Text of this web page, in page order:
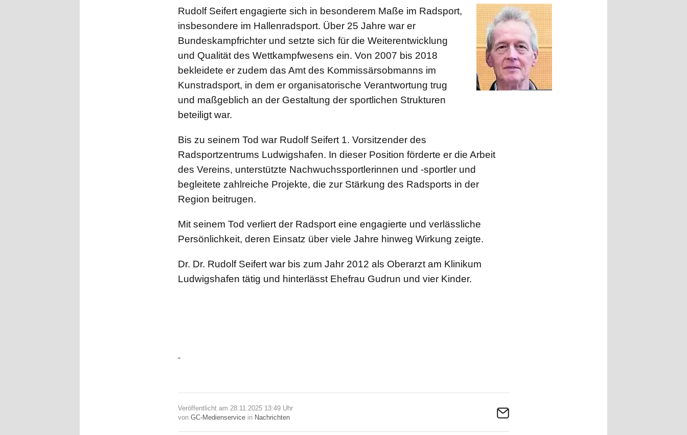
Rudolf Seifert engagierte sich in besonderem Maße im Radsport,
insbesondere im Hallenradsport. Über 25 Jahre war er
Bundeskampfrichter und setzte sich für die Weiterentwicklung
und Qualität des Wettkampfwesens ein. Von 2007 bis 2018
bekleidete er zudem das Amt des Kommissärsobmanns im
Kunstradsport, in dem er organisatorische Verantwortung trug
und maßgeblich an der Gestaltung der sportlichen Strukturen
beteiligt war.
Bis zu seinem Tod war Rudolf Seifert 1. Vorsitzender des
Radsportzentrums Ludwigshafen. In dieser Position förderte er die Arbeit
des Vereins, unterstützte Nachwuchssportlerinnen und -sportler und
begleitete zahlreiche Projekte, die zur Stärkung des Radsports in der
Region beitrugen.
Mit seinem Tod verliert der Radsport eine engagierte und verlässliche
Persönlichkeit, deren Einsatz über viele Jahre hinweg Wirkung zeigte.
Dr. Dr. Rudolf Seifert war bis zum Jahr 2012 als Oberarzt am Klinikum
Ludwigshafen tätig und hinterlässt Ehefrau Gudrun und vier Kinder.
Veröffentlicht am 28.11.2025 13:49 Uhr
von GC-Medienservice in Nachrichten